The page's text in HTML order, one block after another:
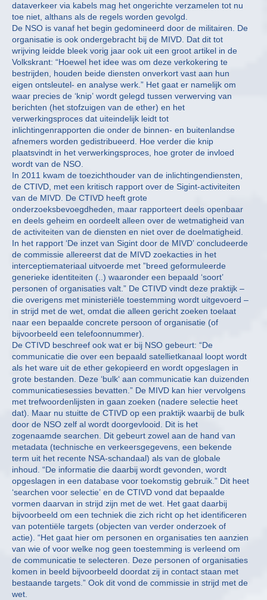
dataverkeer via kabels mag het ongerichte verzamelen tot nu
toe niet, althans als de regels worden gevolgd.
De NSO is vanaf het begin gedomineerd door de militairen. De
organisatie is ook ondergebracht bij de MIVD. Dat dit tot
wrijving leidde bleek vorig jaar ook uit een groot artikel in de
Volkskrant: “Hoewel het idee was om deze verkokering te
bestrijden, houden beide diensten onverkort vast aan hun
eigen ontsleutel- en analyse werk.” Het gaat er namelijk om
waar precies de ‘knip’ wordt gelegd tussen verwerving van
berichten (het stofzuigen van de ether) en het
verwerkingsproces dat uiteindelijk leidt tot
inlichtingenrapporten die onder de binnen- en buitenlandse
afnemers worden gedistribueerd. Hoe verder die knip
plaatsvindt in het verwerkingsproces, hoe groter de invloed
wordt van de NSO.
In 2011 kwam de toezichthouder van de inlichtingendiensten,
de CTIVD, met een kritisch rapport over de Sigint-activiteiten
van de MIVD. De CTIVD heeft grote
onderzoeksbevoegdheden, maar rapporteert deels openbaar
en deels geheim en oordeelt alleen over de wetmatigheid van
de activiteiten van de diensten en niet over de doelmatigheid.
In het rapport ‘De inzet van Sigint door de MIVD’ concludeerde
de commissie allereerst dat de MIVD zoekacties in het
interceptiemateriaal uitvoerde met ”breed geformuleerde
generieke identiteiten (..) waaronder een bepaald ‘soort’
personen of organisaties valt.” De CTIVD vindt deze praktijk –
die overigens met ministeriële toestemming wordt uitgevoerd –
in strijd met de wet, omdat die alleen gericht zoeken toelaat
naar een bepaalde concrete persoon of organisatie (of
bijvoorbeeld een telefoonnummer).
De CTIVD beschreef ook wat er bij NSO gebeurt: “De
communicatie die over een bepaald satellietkanaal loopt wordt
als het ware uit de ether gekopieerd en wordt opgeslagen in
grote bestanden. Deze ‘bulk‘ aan communicatie kan duizenden
communicatiesessies bevatten.” De MIVD kan hier vervolgens
met trefwoordenlijsten in gaan zoeken (nadere selectie heet
dat). Maar nu stuitte de CTIVD op een praktijk waarbij de bulk
door de NSO zelf al wordt doorgevlooid. Dit is het
zogenaamde searchen. Dit gebeurt zowel aan de hand van
metadata (technische en verkeersgegevens, een bekende
term uit het recente NSA-schandaal) als van de globale
inhoud. “De informatie die daarbij wordt gevonden, wordt
opgeslagen in een database voor toekomstig gebruik.” Dit heet
‘searchen voor selectie’ en de CTIVD vond dat bepaalde
vormen daarvan in strijd zijn met de wet. Het gaat daarbij
bijvoorbeeld om een techniek die zich richt op het identificeren
van potentiële targets (objecten van verder onderzoek of
actie). “Het gaat hier om personen en organisaties ten aanzien
van wie of voor welke nog geen toestemming is verleend om
de communicatie te selecteren. Deze personen of organisaties
komen in beeld bijvoorbeeld doordat zij in contact staan met
bestaande targets.” Ook dit vond de commissie in strijd met de
wet.